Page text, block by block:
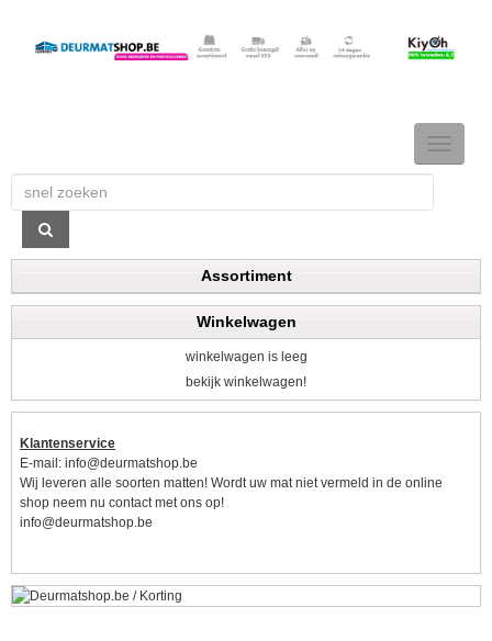
TOGGLE
Assortiment
Winkelwagen
winkelwagen is leeg
bekijk winkelwagen!
Klantenservice
E-mail: info@deurmatshop.be
Wij leveren alle soorten matten! Wordt uw mat niet vermeld in de online
shop neem nu contact met ons op!
info@deurmatshop.be